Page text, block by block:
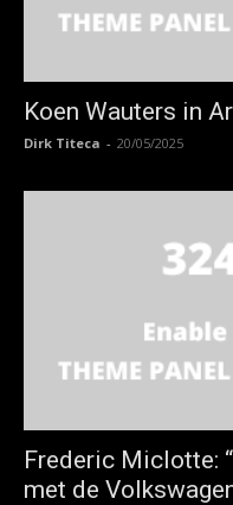
Koen Wauters in
Dirk Titeca - 20/05/2025
Frederic Miclotte:
met de